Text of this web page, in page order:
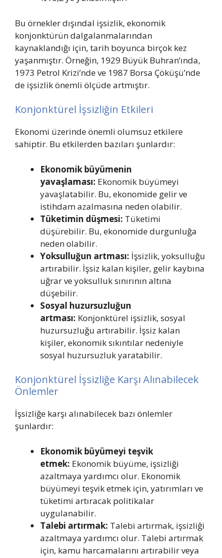
Bu örnekler dışındal işsizlik, ekonomik
konjonktürün dalgalanmalarından
kaynaklandığı için, tarih boyunca birçok kez
yaşanmıştır. Örneğin, 1929 Büyük Buhran’ında,
1973 Petrol Krizi’nde ve 1987 Borsa Çöküşü’nde
de işsizlik önemli ölçüde artmıştır.
Konjonktürel İşsizliğin Etkileri
Ekonomi üzerinde önemli olumsuz etkilere
sahiptir. Bu etkilerden bazıları şunlardır:
Ekonomik büyümenin
yavaşlaması: Ekonomik büyümeyi
yavaşlatabilir. Bu, ekonomide gelir ve
istihdam azalmasına neden olabilir.
Tüketimin düşmesi: Tüketimi
düşürebilir. Bu, ekonomide durgunluğa
neden olabilir.
Yoksulluğun artması: İşsizlik, yoksulluğu
artırabilir. İşsiz kalan kişiler, gelir kaybına
uğrar ve yoksulluk sınırının altına
düşebilir.
Sosyal huzursuzluğun
artması: Konjonktürel işsizlik, sosyal
huzursuzluğu artırabilir. İşsiz kalan
kişiler, ekonomik sıkıntılar nedeniyle
sosyal huzursuzluk yaratabilir.
Konjonktürel İşsizliğe Karşı Alınabilecek
Önlemler
İşsizliğe karşı alınabilecek bazı önlemler
şunlardır:
Ekonomik büyümeyi teşvik
etmek: Ekonomik büyüme, işsizliği
azaltmaya yardımcı olur. Ekonomik
büyümeyi teşvik etmek için, yatırımları ve
tüketimi artıracak politikalar
uygulanabilir.
Talebi artırmak: Talebi artırmak, işsizliği
azaltmaya yardımcı olur. Talebi artırmak
için, kamu harcamalarını artırabilir veya